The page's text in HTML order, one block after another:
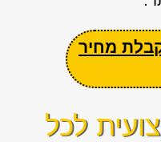
מחיר
לכל